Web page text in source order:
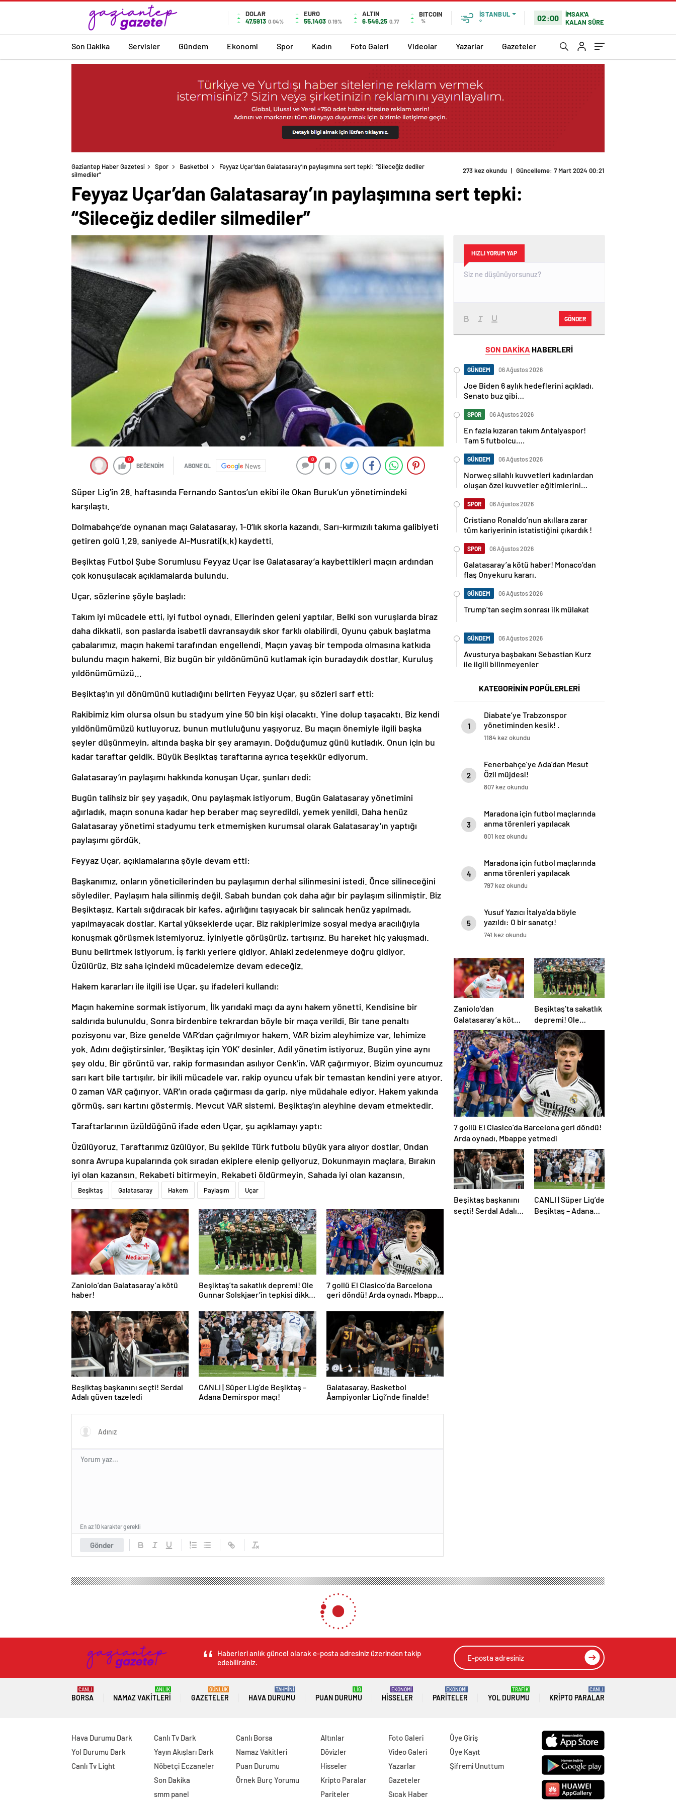
DOLAR
47,5913 0.04%
EURO
55,1403 0.19%
ALTIN
6.546,25 0,77
BITCOIN
%
İSTANBUL
°
02:00
İMSAK'A
KALAN SÜRE
Son Dakika Servisler Gündem Ekonomi Spor Kadın Foto Galeri Videolar Yazarlar Gazeteler
Gaziantep Haber Gazetesi Spor Basketbol
Feyyaz Uçar’dan Galatasaray’ın paylaşımına sert tepki: “Sileceğiz dediler
silmediler”
273 kez okundu | Güncelleme: 7 Mart 2024 00:21
Feyyaz Uçar’dan Galatasaray’ın paylaşımına sert tepki:
“Sileceğiz dediler silmediler”
0
BEĞENDİM ABONE OL News
0
Süper Lig’in 28. haftasında Fernando Santos’un ekibi ile Okan Buruk’un yönetimindeki
karşılaştı.
Dolmabahçe’de oynanan maçı Galatasaray, 1-0’lık skorla kazandı. Sarı-kırmızılı takıma galibiyeti
getiren golü 1.29. saniyede Al-Musrati(k.k) kaydetti.
Beşiktaş Futbol Şube Sorumlusu Feyyaz Uçar ise Galatasaray’a kaybettikleri maçın ardından
çok konuşulacak açıklamalarda bulundu.
Uçar, sözlerine şöyle başladı:
Takım iyi mücadele etti, iyi futbol oynadı. Ellerinden geleni yaptılar. Belki son vuruşlarda biraz
daha dikkatli, son paslarda isabetli davransaydık skor farklı olabilirdi. Oyunu çabuk başlatma
çabalarımız, maçın hakemi tarafından engellendi. Maçın yavaş bir tempoda olmasına katkıda
bulundu maçın hakemi. Biz bugün bir yıldönümünü kutlamak için buradaydık dostlar. Kuruluş
yıldönümümüzü…
Beşiktaş’ın yıl dönümünü kutladığını belirten Feyyaz Uçar, şu sözleri sarf etti:
Rakibimiz kim olursa olsun bu stadyum yine 50 bin kişi olacaktı. Yine dolup taşacaktı. Biz kendi
yıldönümümüzü kutluyoruz, bunun mutluluğunu yaşıyoruz. Bu maçın önemiyle ilgili başka
şeyler düşünmeyin, altında başka bir şey aramayın. Doğduğumuz günü kutladık. Onun için bu
kadar taraftar geldik. Büyük Beşiktaş taraftarına ayrıca teşekkür ediyorum.
Galatasaray’ın paylaşımı hakkında konuşan Uçar, şunları dedi:
Bugün talihsiz bir şey yaşadık. Onu paylaşmak istiyorum. Bugün Galatasaray yönetimini
ağırladık, maçın sonuna kadar hep beraber maç seyredildi, yemek yenildi. Daha henüz
Galatasaray yönetimi stadyumu terk etmemişken kurumsal olarak Galatasaray’ın yaptığı
paylaşımı gördük.
Feyyaz Uçar, açıklamalarına şöyle devam etti:
Başkanımız, onların yöneticilerinden bu paylaşımın derhal silinmesini istedi. Önce silineceğini
söylediler. Paylaşım hala silinmiş değil. Sabah bundan çok daha ağır bir paylaşım silinmiştir. Biz
Beşiktaşız. Kartalı sığdıracak bir kafes, ağırlığını taşıyacak bir salıncak henüz yapılmadı,
yapılmayacak dostlar. Kartal yükseklerde uçar. Biz rakiplerimize sosyal medya aracılığıyla
konuşmak görüşmek istemiyoruz. İyiniyetle görüşürüz, tartışırız. Bu hareket hiç yakışmadı.
Bunu belirtmek istiyorum. İş farklı yerlere gidiyor. Ahlaki zedelenmeye doğru gidiyor.
Üzülürüz. Biz saha içindeki mücadelemize devam edeceğiz.
Hakem kararları ile ilgili ise Uçar, şu ifadeleri kullandı:
Maçın hakemine sormak istiyorum. İlk yarıdaki maçı da aynı hakem yönetti. Kendisine bir
saldırıda bulunuldu. Sonra birdenbire tekrardan böyle bir maça verildi. Bir tane penaltı
pozisyonu var. Bize genelde VAR’dan çağrılmıyor hakem. VAR bizim aleyhimize var, lehimize
yok. Adını değiştirsinler, ‘Beşiktaş için YOK’ desinler. Adil yönetim istiyoruz. Bugün yine aynı
şey oldu. Bir görüntü var, rakip formasından asılıyor Cenk’in, VAR çağırmıyor. Bizim oyuncumuz
sarı kart bile tartışılır, bir ikili mücadele var, rakip oyuncu ufak bir temastan kendini yere atıyor.
O zaman VAR çağırıyor. VAR’ın orada çağırması da garip, niye müdahale ediyor. Hakem yakında
görmüş, sarı kartını göstermiş. Mevcut VAR sistemi, Beşiktaş’ın aleyhine devam etmektedir.
Taraftarlarının üzüldüğünü ifade eden Uçar, şu açıklamayı yaptı:
Üzülüyoruz. Taraftarımız üzülüyor. Bu şekilde Türk futbolu büyük yara alıyor dostlar. Ondan
sonra Avrupa kupalarında çok sıradan ekiplere elenip geliyoruz. Dokunmayın maçlara. Bırakın
iyi olan kazansın. Rekabeti bitirmeyin. Rekabeti öldürmeyin. Sahada iyi olan kazansın.
Beşiktaş Galatasaray Hakem Paylaşım Uçar
Zaniolo’dan Galatasaray’a kötü
haber!
Beşiktaş’ta sakatlık depremi! Ole
Gunnar Solskjaer’in tepkisi dikkat
7 gollü El Clasico’da Barcelona
geri döndü! Arda oynadı, Mbappe
Beşiktaş başkanını seçti! Serdal
Adalı güven tazeledi
CANLI | Süper Lig’de Beşiktaş –
Adana Demirspor maçı!
Galatasaray, Basketbol
Åampiyonlar Ligi’nde finalde!
Gönder
En az 10 karakter gerekli
HIZLI YORUM YAP
GÖNDER
SON DAKİKA HABERLERİ
GÜNDEM 06 Ağustos 2026
Joe Biden 6 aylık hedeflerini açıkladı.
Senato buz gibi…
SPOR 06 Ağustos 2026
En fazla kızaran takım Antalyaspor!
Tam 5 futbolcu….
GÜNDEM 06 Ağustos 2026
Norweç silahlı kuvvetleri kadınlardan
oluşan özel kuvvetler eğitimlerini
SPOR 06 Ağustos 2026
Cristiano Ronaldo’nun akıllara zarar
tüm kariyerinin istatistiğini çıkardık !
SPOR 06 Ağustos 2026
Galatasaray’a kötü haber! Monaco’dan
flaş Onyekuru kararı.
GÜNDEM 06 Ağustos 2026
Trump’tan seçim sonrası ilk mülakat
GÜNDEM 06 Ağustos 2026
Avusturya başbakanı Sebastian Kurz
ile ilgili bilinmeyenler
KATEGORİNİN POPÜLERLERİ
1
Diabate’ye Trabzonspor
yönetiminden kesik! .
1184 kez okundu
2
Fenerbahçe’ye Ada’dan Mesut
Özil müjdesi!
807 kez okundu
3
Maradona için futbol maçlarında
anma törenleri yapılacak
801 kez okundu
4
Maradona için futbol maçlarında
anma törenleri yapılacak
797 kez okundu
5
Yusuf Yazıcı İtalya’da böyle
yazıldı: O bir sanatçı!
741 kez okundu
Zaniolo’dan
Galatasaray’a kötü
haber!
Beşiktaş’ta sakatlık
depremi! Ole
Gunnar Solskjaer’in
tepkisi dikkat çekti
7 gollü El Clasico’da Barcelona geri döndü!
Arda oynadı, Mbappe yetmedi
Beşiktaş başkanını
seçti! Serdal Adalı
CANLI | Süper Lig’de
Beşiktaş – Adana
Haberleri anlık güncel olarak e-posta adresiniz üzerinden takip
edebilirsiniz.
BORSA
CANLI
NAMAZ VAKITLERI
ANLIK
GAZETELER
GÜNLÜK
HAVA DURUMU
TAHMİNİ
PUAN DURUMU
LİG
HISSELER
EKONOMİ
PARITELER
EKONOMİ
YOL DURUMU
TRAFİK
KRIPTO PARALAR
CANLI
Hava Durumu Dark
Yol Durumu Dark
Canlı Tv Light
Canlı Tv Dark
Yayın Akışları Dark
Nöbetçi Eczaneler
Son Dakika
smm panel
Canlı Borsa
Namaz Vakitleri
Puan Durumu
Örnek Burç Yorumu
Altınlar
Dövizler
Hisseler
Kripto Paralar
Pariteler
Foto Galeri
Video Galeri
Yazarlar
Gazeteler
Sıcak Haber
Üye Giriş
Üye Kayıt
Şifremi Unuttum